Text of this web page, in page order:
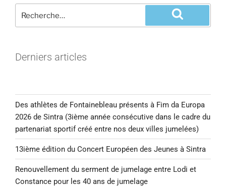
Derniers articles
Des athlètes de Fontainebleau présents à Fim da Europa
2026 de Sintra (3ième année consécutive dans le cadre du
partenariat sportif créé entre nos deux villes jumelées)
13ième édition du Concert Européen des Jeunes à Sintra
Renouvellement du serment de jumelage entre Lodi et
Constance pour les 40 ans de jumelage